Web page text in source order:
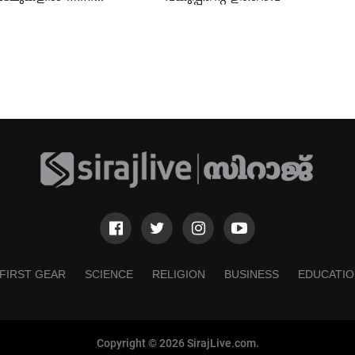
FIRST GEAR SCIENCE RELIGION BUSINESS
Copyright © 2026 SirajLive.com.